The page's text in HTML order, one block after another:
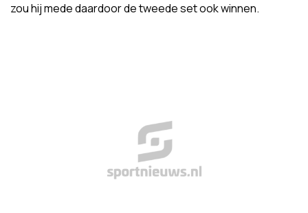
zou hij mede daardoor de tweede set ook winnen.